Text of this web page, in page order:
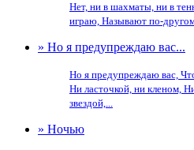
Нет, ни в шахматы, ни в
играю, Называют по-
» Но я предупреждаю вас...
Но я предупреждаю вас,
Ни ласточкой, ни кленом,
звездой,...
» Ночью